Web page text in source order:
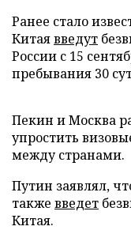
Ранее стало
Китаявведут
России с 15
пребывания 30
Пекин и Москва
упростить
между странами.
Путин заявлял,
также введет
Китая.